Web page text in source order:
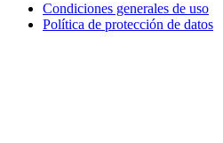
Condiciones generales de uso
Política de protección de datos